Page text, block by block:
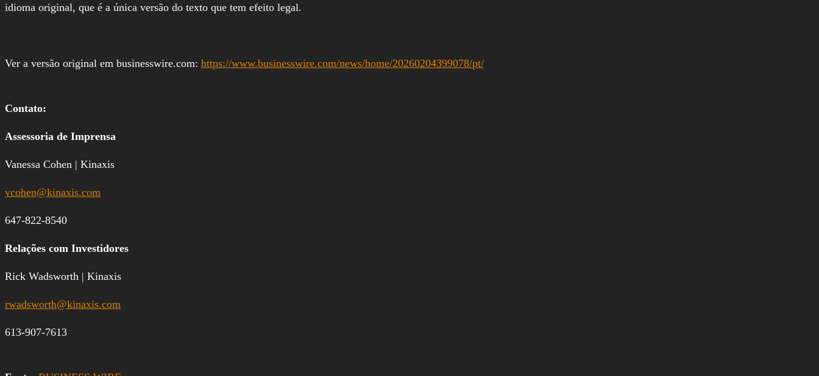
idioma original, que é a única versão do texto que tem efeito legal.
Ver a versão original em businesswire.com: https://www.businesswire.com/news/home/20260204399078/pt/
Contato:
Assessoria de Imprensa
Vanessa Cohen | Kinaxis
vcohen@kinaxis.com
647-822-8540
Relações com Investidores
Rick Wadsworth | Kinaxis
rwadsworth@kinaxis.com
613-907-7613